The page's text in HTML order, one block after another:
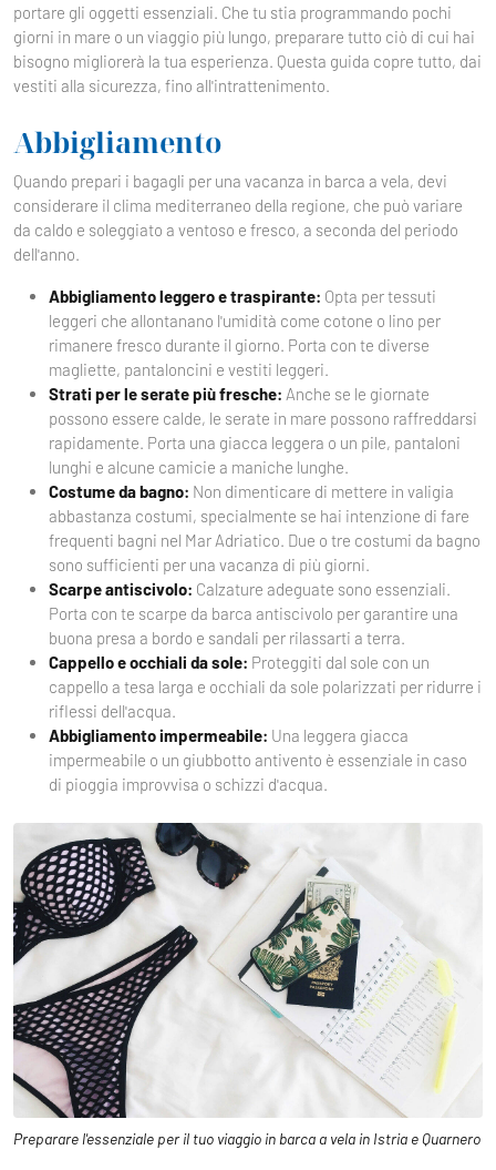
portare gli oggetti essenziali. Che tu stia programmando pochi
giorni in mare o un viaggio più lungo, preparare tutto ciò di cui hai
bisogno migliorerà la tua esperienza. Questa guida copre tutto, dai
vestiti alla sicurezza, fino all'intrattenimento.
Abbigliamento
Quando prepari i bagagli per una vacanza in barca a vela, devi
considerare il clima mediterraneo della regione, che può variare
da caldo e soleggiato a ventoso e fresco, a seconda del periodo
dell'anno.
Abbigliamento leggero e traspirante: Opta per tessuti
leggeri che allontanano l'umidità come cotone o lino per
rimanere fresco durante il giorno. Porta con te diverse
magliette, pantaloncini e vestiti leggeri.
Strati per le serate più fresche: Anche se le giornate
possono essere calde, le serate in mare possono raffreddarsi
rapidamente. Porta una giacca leggera o un pile, pantaloni
lunghi e alcune camicie a maniche lunghe.
Costume da bagno: Non dimenticare di mettere in valigia
abbastanza costumi, specialmente se hai intenzione di fare
frequenti bagni nel Mar Adriatico. Due o tre costumi da bagno
sono sufficienti per una vacanza di più giorni.
Scarpe antiscivolo: Calzature adeguate sono essenziali.
Porta con te scarpe da barca antiscivolo per garantire una
buona presa a bordo e sandali per rilassarti a terra.
Cappello e occhiali da sole: Proteggiti dal sole con un
cappello a tesa larga e occhiali da sole polarizzati per ridurre i
riflessi dell'acqua.
Abbigliamento impermeabile: Una leggera giacca
impermeabile o un giubbotto antivento è essenziale in caso
di pioggia improvvisa o schizzi d'acqua.
Preparare l'essenziale per il tuo viaggio in barca a vela in Istria e Quarnero